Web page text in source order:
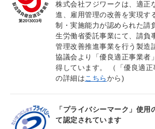
株式会社フジワークは、適正
進、雇用管理の改善を実現す
制・実施能力が認められた請
生労働省委託事業にて、請負
管理改善推進事業を行う製造
協議会より「優良適正事業者
得しています。 （「優良適
の詳細はこちら から)
「プライバシーマーク」使用
て認定されています